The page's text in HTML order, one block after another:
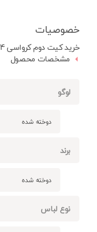
خصوصیات
خرید کیت دوم کرواسی 2024
مشخصات محصول
لوگو
دوخته شده
برند
دوخته شده
نوع لباس